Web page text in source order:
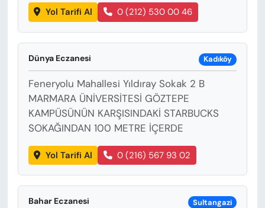
Yol Tarifi Al 0 (212) 530 00 46
Dünya Eczanesi Kadıköy
Feneryolu Mahallesi Yıldıray Sokak 2 B
MARMARA ÜNİVERSİTESİ GÖZTEPE
KAMPÜSÜNÜN KARŞISINDAKİ STARBUCKS
SOKAĞINDAN 100 METRE İÇERDE
Yol Tarifi Al 0 (216) 567 93 02
Bahar Eczanesi Sultangazi